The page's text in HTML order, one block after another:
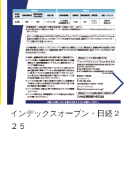
インデックスオープン・日経２
２５